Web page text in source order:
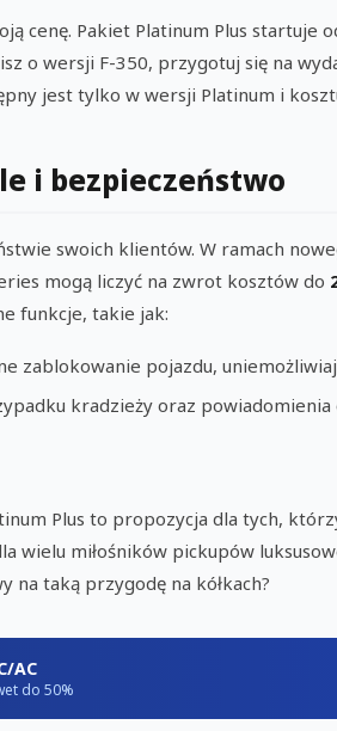
cenę. Pakiet Platinum Plus startuje
o wersji F-350, przygotuj się na
jest tylko w wersji Platinum i
i bezpieczeństwo
swoich klientów. W ramach
mogą liczyć na zwrot kosztów do
funkcje, takie jak:
zablokowanie pojazdu,
kradzieży oraz
Plus to propozycja dla tych,
wielu miłośników pickupów
na taką przygodę na kółkach?
AC
do 50%